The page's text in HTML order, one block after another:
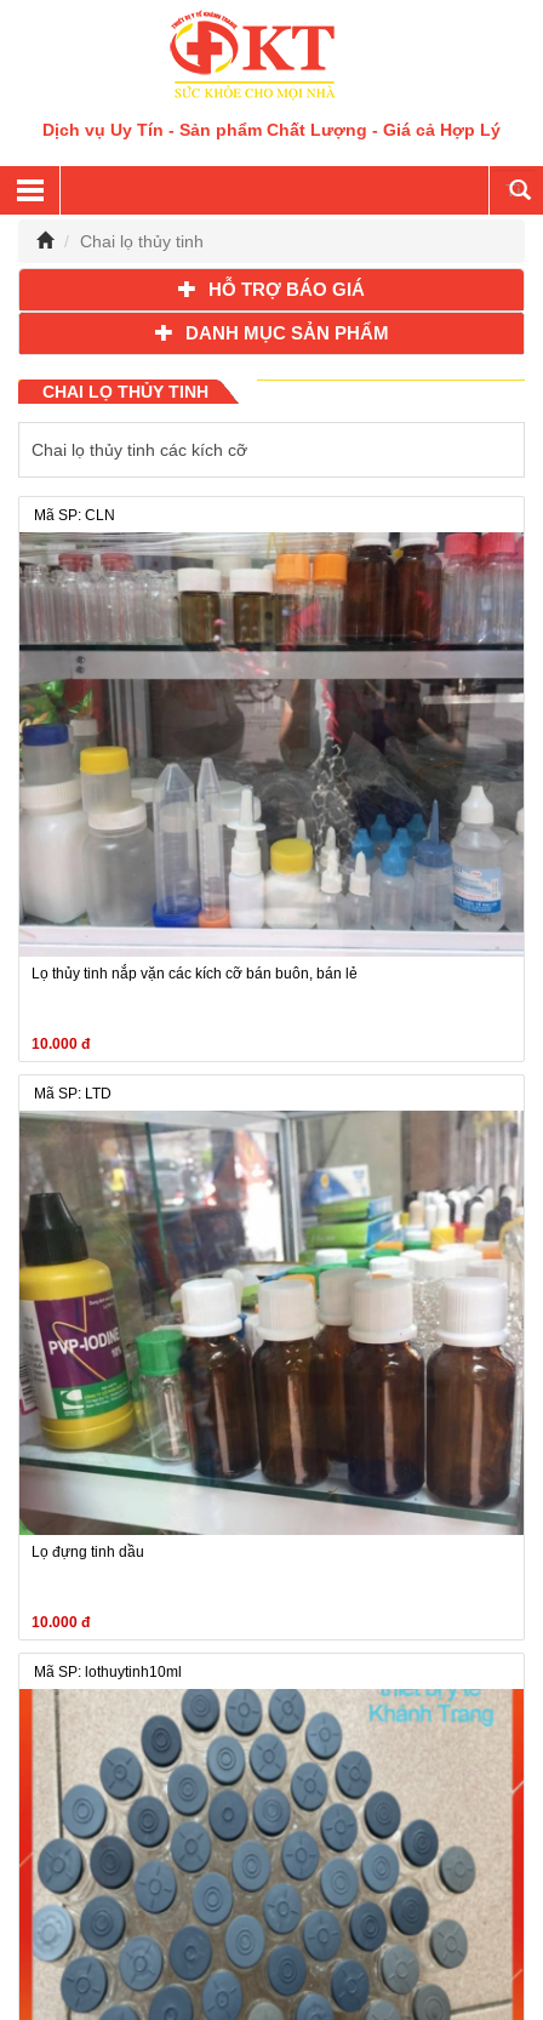
Dịch vụ Uy Tín - Sản phẩm Chất Lượng - Giá cả Hợp Lý
Chai lọ thủy tinh
HỖ TRỢ BÁO GIÁ
DANH MỤC SẢN PHẨM
CHAI LỌ THỦY TINH
Chai lọ thủy tinh các kích cỡ
Mã SP: CLN
Lọ thủy tinh nắp vặn các kích cỡ bán buôn, bán lẻ
10.000 đ
Mã SP: LTD
Lọ đựng tinh dầu
10.000 đ
Mã SP: lothuytinh10ml